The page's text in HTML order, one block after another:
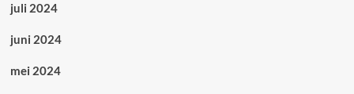
juli 2024
juni 2024
mei 2024